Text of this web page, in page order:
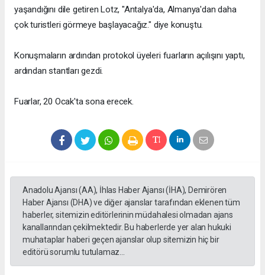
yaşandığını dile getiren Lotz, "Antalya'da, Almanya'dan daha
çok turistleri görmeye başlayacağız." diye konuştu.
Konuşmaların ardından protokol üyeleri fuarların açılışını yaptı,
ardından stantları gezdi.
Fuarlar, 20 Ocak'ta sona erecek.
Anadolu Ajansı (AA), İhlas Haber Ajansı (İHA), Demirören
Haber Ajansı (DHA) ve diğer ajanslar tarafından eklenen tüm
haberler, sitemizin editörlerinin müdahalesi olmadan ajans
kanallarından çekilmektedir. Bu haberlerde yer alan hukuki
muhataplar haberi geçen ajanslar olup sitemizin hiç bir
editörü sorumlu tutulamaz...